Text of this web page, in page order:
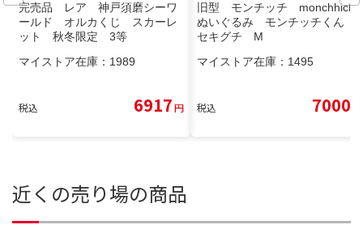
完売品 レア 神戸須磨シーワ
ールド オルカくじ スカーレ
ット 秋冬限定 3等
マイストア在庫： 1989
税込 6917円
旧型 モンチッチ monchhichi
ぬいぐるみ モンチッチくん
セキグチ M
マイストア在庫： 1495
税込 7000
近くの売り場の商品